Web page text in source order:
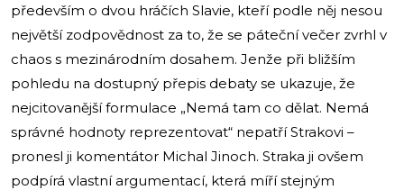
především o dvou hráčích Slavie, kteří podle něj nesou
největší zodpovědnost za to, že se páteční večer zvrhl v
chaos s mezinárodním dosahem. Jenže při bližším
pohledu na dostupný přepis debaty se ukazuje, že
nejcitovanější formulace „Nemá tam co dělat. Nemá
správné hodnoty reprezentovat“ nepatří Strakovi –
pronesl ji komentátor Michal Jinoch. Straka ji ovšem
podpírá vlastní argumentací, která míří stejným